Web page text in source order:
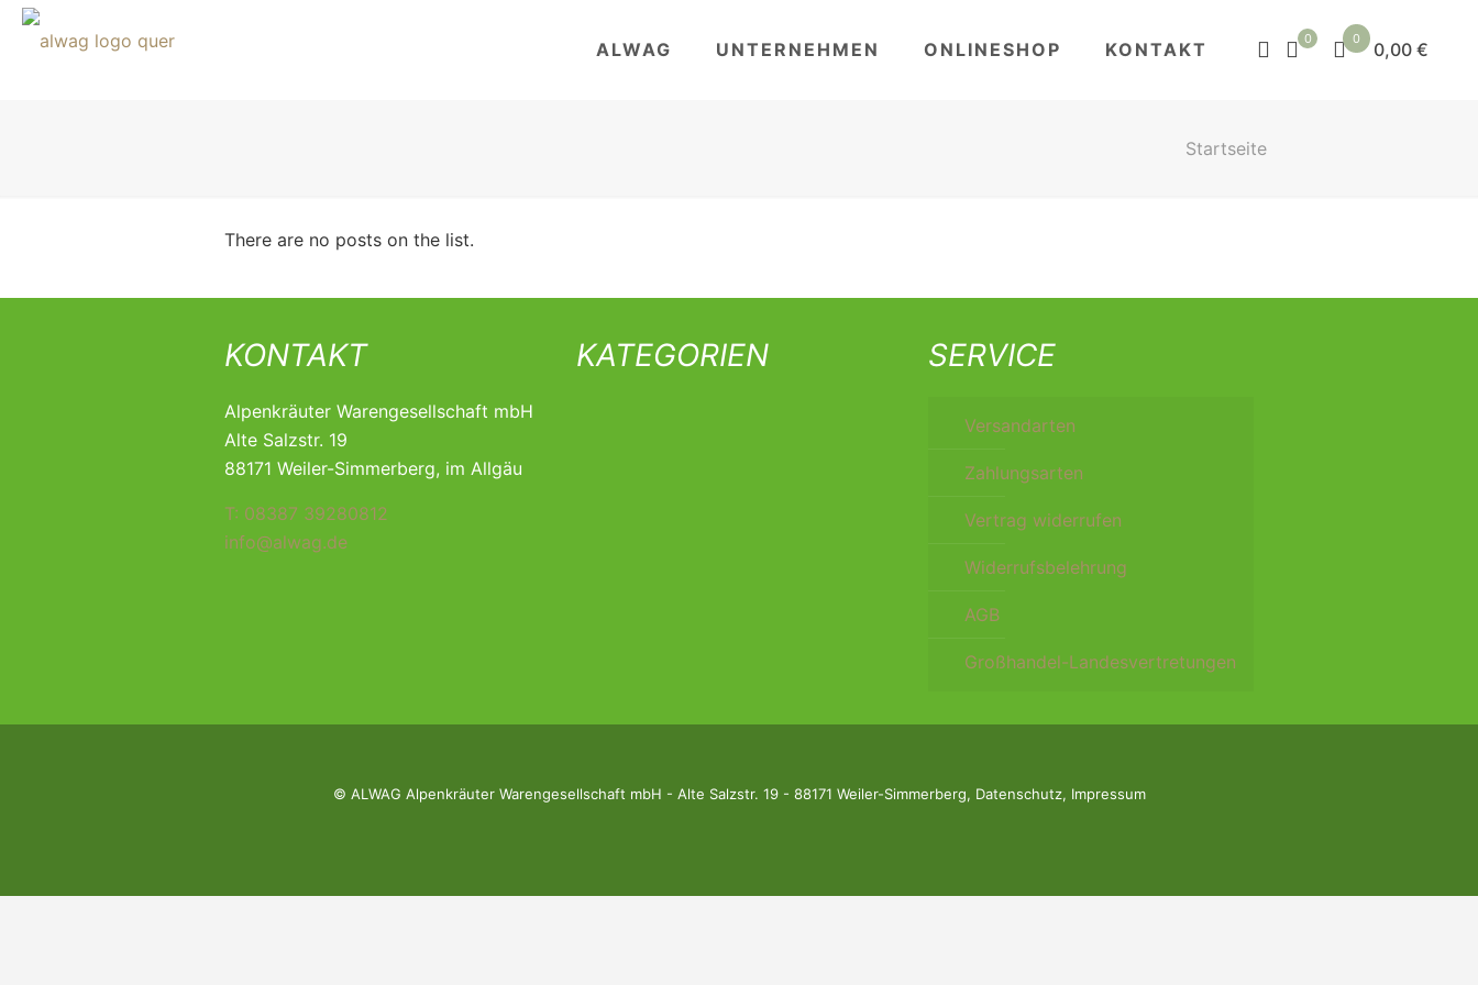
ALWAG UNTERNEHMEN ONLINESHOP KONTAKT 0 0 0,00 €
Startseite
There are no posts on the list.
KONTAKT
Alpenkräuter Warengesellschaft mbH
Alte Salzstr. 19
88171 Weiler-Simmerberg, im Allgäu
T: 08387 39280812
info@alwag.de
KATEGORIEN SERVICE
Versandarten
Zahlungsarten
Vertrag widerrufen
Widerrufsbelehrung
AGB
Großhandel-Landesvertretungen
© ALWAG Alpenkräuter Warengesellschaft mbH - Alte Salzstr. 19 - 88171 Weiler-Simmerberg, Datenschutz, Impressum